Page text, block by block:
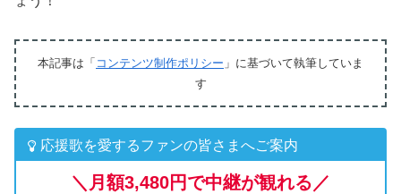
本記事は「 コンテンツ制作ポリシー 」に基づいて執筆していま
す
応援歌を愛するファンの皆さまへご案内
＼月額3,480円で中継が観れる／